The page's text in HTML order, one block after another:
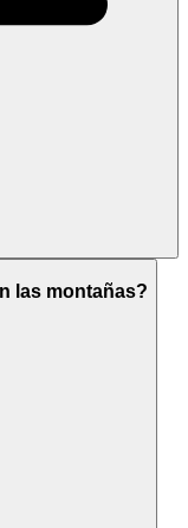
las montañas?